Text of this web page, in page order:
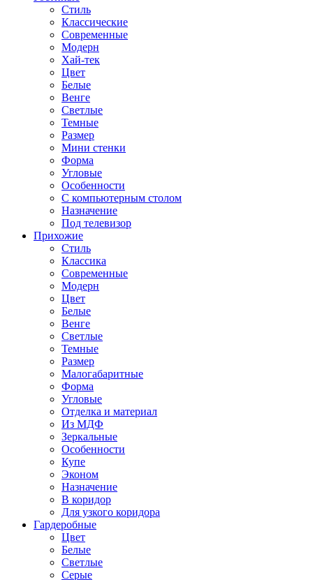
Стиль
Классические
Современные
Модерн
Хай-тек
Цвет
Белые
Венге
Светлые
Темные
Размер
Мини стенки
Форма
Угловые
Особенности
С компьютерным столом
Назначение
Под телевизор
Прихожие
Стиль
Классика
Современные
Модерн
Цвет
Белые
Венге
Светлые
Темные
Размер
Малогабаритные
Форма
Угловые
Отделка и материал
Из МДФ
Зеркальные
Особенности
Купе
Эконом
Назначение
В коридор
Для узкого коридора
Гардеробные
Цвет
Белые
Светлые
Серые